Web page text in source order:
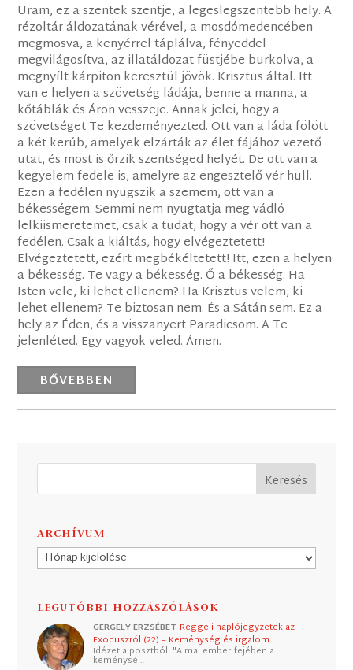
Uram, ez a szentek szentje, a legeslegszentebb hely. A
rézoltár áldozatának vérével, a mosdómedencében
megmosva, a kenyérrel táplálva, fényeddel
megvilágosítva, az illatáldozat füstjébe burkolva, a
megnyílt kárpiton keresztül jövök. Krisztus által. Itt
van e helyen a szövetség ládája, benne a manna, a
kőtáblák és Áron vesszeje. Annak jelei, hogy a
szövetséget Te kezdeményezted. Ott van a láda fölött
a két kerúb, amelyek elzárták az élet fájához vezető
utat, és most is őrzik szentséged helyét. De ott van a
kegyelem fedele is, amelyre az engesztelő vér hull.
Ezen a fedélen nyugszik a szemem, ott van a
békességem. Semmi nem nyugtatja meg vádló
lelkiismeretemet, csak a tudat, hogy a vér ott van a
fedélen. Csak a kiáltás, hogy elvégeztetett!
Elvégeztetett, ezért megbékéltetett! Itt, ezen a helyen
a békesség. Te vagy a békesség. Ő a békesség. Ha
Isten vele, ki lehet ellenem? Ha Krisztus velem, ki
lehet ellenem? Te biztosan nem. És a Sátán sem. Ez a
hely az Éden, és a visszanyert Paradicsom. A Te
jelenléted. Egy vagyok veled. Ámen.
BŐVEBBEN
ARCHÍVUM
Archívum
LEGUTÓBBI HOZZÁSZÓLÁSOK
GERGELY ERZSÉBET Reggeli naplójegyzetek az
Exoduszról (22) – Keménység és irgalom
Idézet a posztból: "A mai ember fejében a
keménysé…